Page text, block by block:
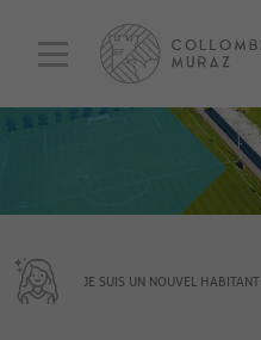
JE SUIS UN NOUVEL HABITANT